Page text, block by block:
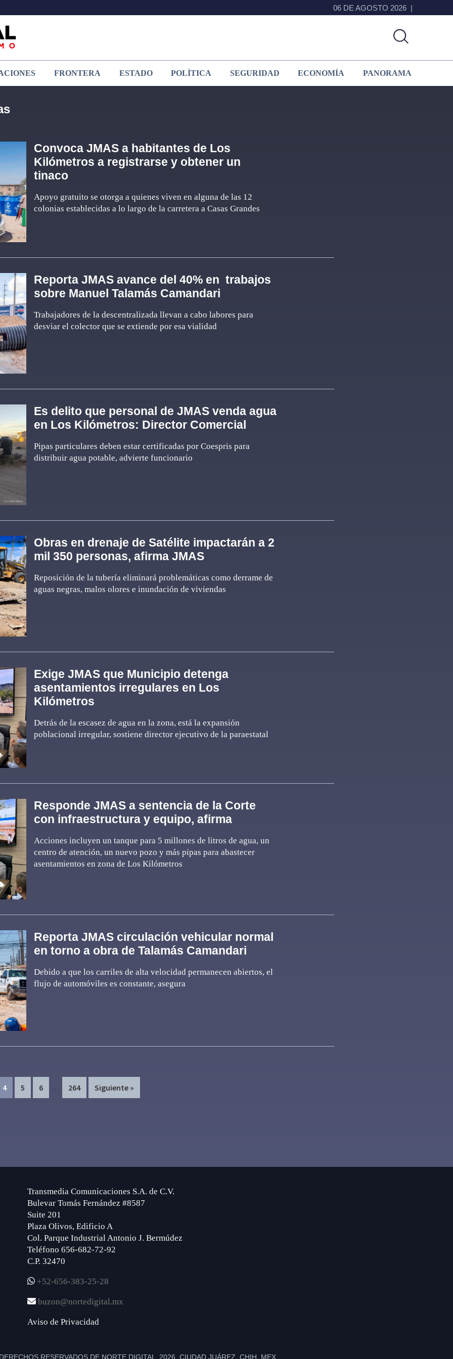
06 DE AGOSTO 2026
FRONTERA ESTADO POLÍTICA SEGURIDAD ECONOMÍA PANORAMA
Convoca JMAS a habitantes de Los
Kilómetros a registrarse y obtener un
tinaco
Apoyo gratuito se otorga a quienes viven en alguna de las 12
colonias establecidas a lo largo de la carretera a Casas Grandes
Reporta JMAS avance del 40% en trabajos
sobre Manuel Talamás Camandari
Trabajadores de la descentralizada llevan a cabo labores para
desviar el colector que se extiende por esa vialidad
Es delito que personal de JMAS venda agua
en Los Kilómetros: Director Comercial
Pipas particulares deben estar certificadas por Coespris para
distribuir agua potable, advierte funcionario
Obras en drenaje de Satélite impactarán a 2
mil 350 personas, afirma JMAS
Reposición de la tubería eliminará problemáticas como derrame de
aguas negras, malos olores e inundación de viviendas
Exige JMAS que Municipio detenga
asentamientos irregulares en Los
Kilómetros
Detrás de la escasez de agua en la zona, está la expansión
poblacional irregular, sostiene director ejecutivo de la paraestatal
Responde JMAS a sentencia de la Corte
con infraestructura y equipo, afirma
Acciones incluyen un tanque para 5 millones de litros de agua, un
centro de atención, un nuevo pozo y más pipas para abastecer
asentamientos en zona de Los Kilómetros
Reporta JMAS circulación vehicular normal
en torno a obra de Talamás Camandari
Debido a que los carriles de alta velocidad permanecen abiertos, el
flujo de automóviles es constante, asegura
Page
4 Page
5 Page
6
Interim
pages
… Page
264 Siguiente »
Transmedia Comunicaciones S.A. de C.V.
Bulevar Tomás Fernández #8587
Suite 201
Plaza Olivos, Edificio A
Col. Parque Industrial Antonio J. Bermúdez
Teléfono 656-682-72-92
C.P. 32470
+52-656-383-25-28
buzon@nortedigital.mx
Aviso de Privacidad
RESERVADOS DE NORTE DIGITAL 2026 CIUDAD JUÁREZ, CHIH. MEX.